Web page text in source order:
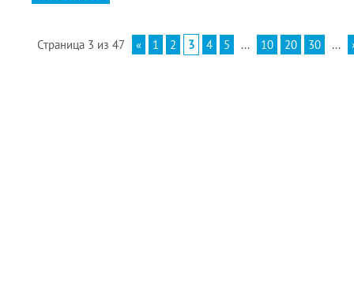
Страница 3 из 47 « 1 2 3 4 5 ... 10 20 30 ...